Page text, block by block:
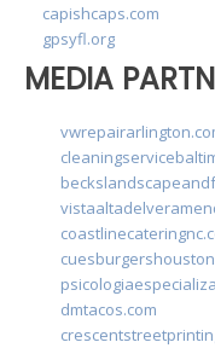
capishcaps.com
gpsyfl.org
MEDIA
dmtacos.com